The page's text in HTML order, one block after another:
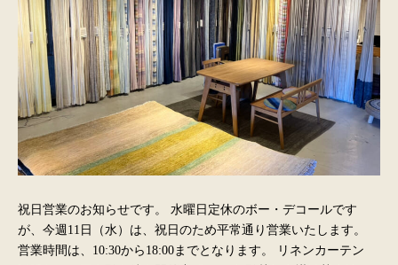
祝日営業のお知らせです。 水曜日定休のボー・デコールです
が、今週11日（水）は、祝日のため平常通り営業いたします。
営業時間は、10:30から18:00までとなります。 リネンカーテン